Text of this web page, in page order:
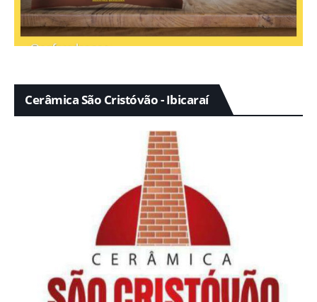
Cerâmica São Cristóvão - Ibicaraí